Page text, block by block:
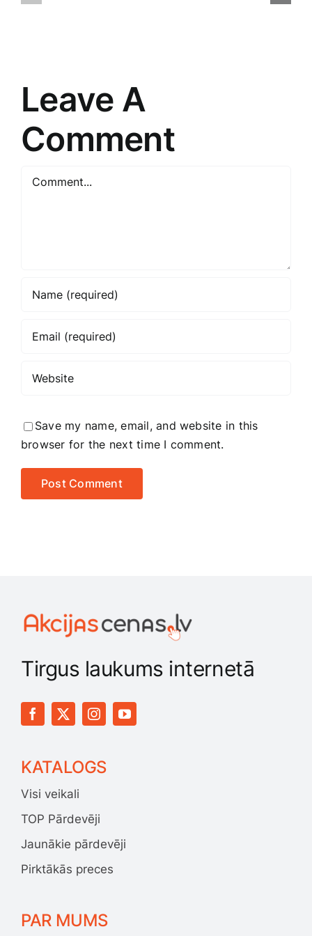
Leave A
Comment
Comment
Save my name, email, and website in this
browser for the next time I comment.
Tirgus laukums internetā
KATALOGS
Visi veikali
TOP Pārdevēji
Jaunākie pārdevēji
Pirktākās preces
PAR MUMS